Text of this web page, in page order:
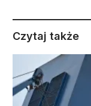
Czytaj także